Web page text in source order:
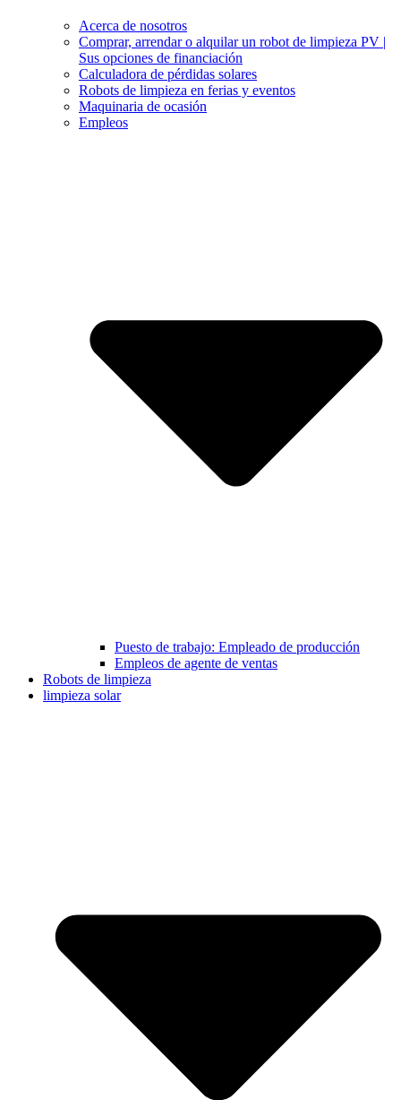
Acerca de nosotros
Comprar, arrendar o alquilar un robot de limpieza PV |
Sus opciones de financiación
Calculadora de pérdidas solares
Robots de limpieza en ferias y eventos
Maquinaria de ocasión
Empleos
Puesto de trabajo: Empleado de producción
Empleos de agente de ventas
Robots de limpieza
limpieza solar